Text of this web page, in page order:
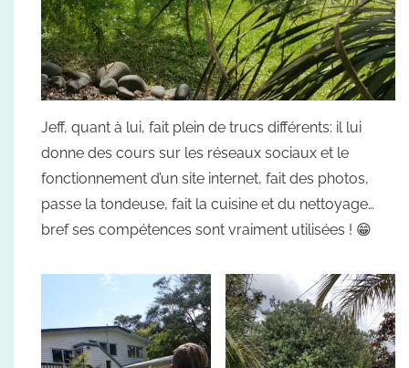
Jeff, quant à lui, fait plein de trucs différents: il lui
donne des cours sur les réseaux sociaux et le
fonctionnement d’un site internet, fait des photos,
passe la tondeuse, fait la cuisine et du nettoyage…
bref ses compétences sont vraiment utilisées ! 😁